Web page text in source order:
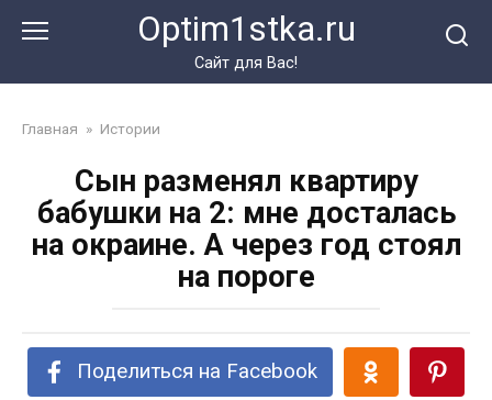
Optim1stka.ru
Сайт для Вас!
Главная » Истории
Сын разменял квартиру
бабушки на 2: мне досталась
на окраине. А через год стоял
на пороге
Поделиться на Facebook